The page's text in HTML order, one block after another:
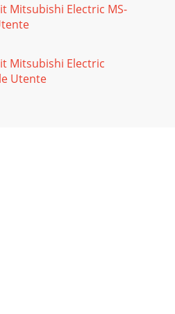
Mitsubishi Electric MS-
Mitsubishi Electric
Utente